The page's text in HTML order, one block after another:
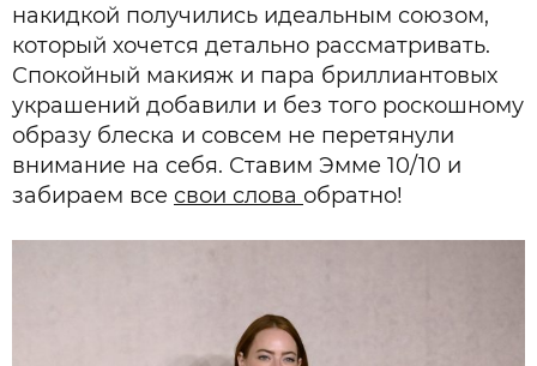
накидкой получились идеальным союзом,
который хочется детально рассматривать.
Спокойный макияж и пара бриллиантовых
украшений добавили и без того роскошному
образу блеска и совсем не перетянули
внимание на себя. Ставим Эмме 10/10 и
забираем все свои слова обратно!